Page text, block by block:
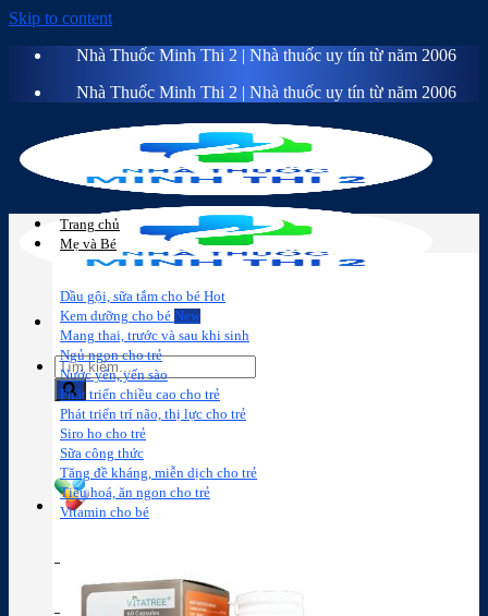
Skip to content
Nhà Thuốc Minh Thi 2 | Nhà thuốc uy tín từ năm 2006
Nhà Thuốc Minh Thi 2 | Nhà thuốc uy tín từ năm 2006
Sữa công
thức
Thành phần thuốc
Trang chủ
Mẹ và Bé
Dầu gội, sữa tắm cho bé
Kem dưỡng cho bé
Mang thai, trước và sau khi sinh
Ngủ ngon cho trẻ
Nước yến, yến sào
Phát triển chiều cao cho trẻ
Phát triển trí não, thị lực cho trẻ
Siro ho cho trẻ
Sữa công thức
Tăng đề kháng, miễn dịch cho trẻ
Tiêu hoá, ăn ngon cho trẻ
Vitamin cho bé